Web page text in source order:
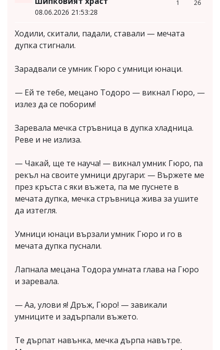
08.06.2026 21:53:28
1 26
Ходили, скитали, падали, ставали — мечата
дупка стигнали.
Зарадвали се умник Гюро с умници юнаци.
— Ей те тебе, мецано Тодоро — викнал Гюро, —
излез да се поборим!
Заревала мечка стръвница в дупка хладница.
Реве и не излиза.
— Чакай, ще те науча! — викнал умник Гюро, па
рекъл на своите умници другари: — Вържете ме
през кръста с яки въжета, па ме пуснете в
мечата дупка, мечка стръвница жива за ушите
да изтегля.
Умници юнаци вързали умник Гюро и го в
мечата дупка пуснали.
Лапнала мецана Тодора умната глава на Гюро
и заревала.
— Аа, улови я! Дръж, Гюро! — завикали
умниците и задърпали въжето.
Те дърпат навънка, мечка дърпа навътре.